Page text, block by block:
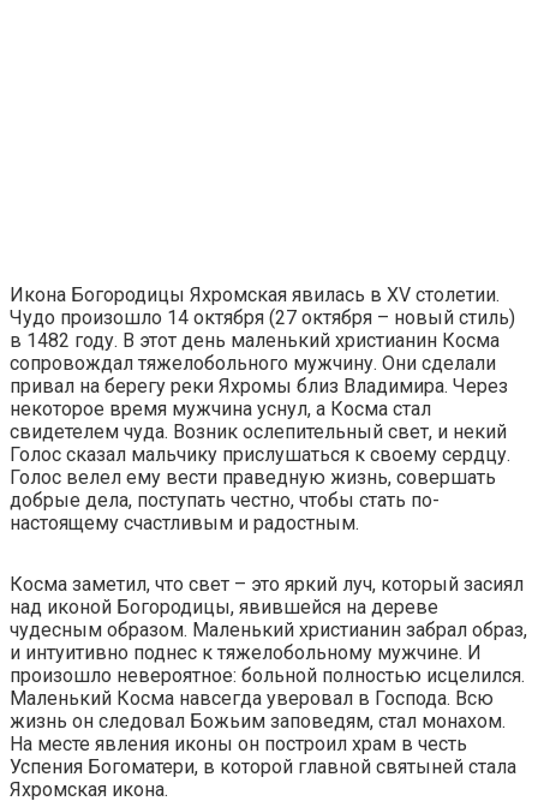
Икона Богородицы Яхромская явилась в XV столетии.
Чудо произошло 14 октября (27 октября – новый стиль)
в 1482 году. В этот день маленький христианин Косма
сопровождал тяжелобольного мужчину. Они сделали
привал на берегу реки Яхромы близ Владимира. Через
некоторое время мужчина уснул, а Косма стал
свидетелем чуда. Возник ослепительный свет, и некий
Голос сказал мальчику прислушаться к своему сердцу.
Голос велел ему вести праведную жизнь, совершать
добрые дела, поступать честно, чтобы стать по-
настоящему счастливым и радостным.
Косма заметил, что свет – это яркий луч, который засиял
над иконой Богородицы, явившейся на дереве
чудесным образом. Маленький христианин забрал образ,
и интуитивно поднес к тяжелобольному мужчине. И
произошло невероятное: больной полностью исцелился.
Маленький Косма навсегда уверовал в Господа. Всю
жизнь он следовал Божьим заповедям, стал монахом.
На месте явления иконы он построил храм в честь
Успения Богоматери, в которой главной святыней стала
Яхромская икона.